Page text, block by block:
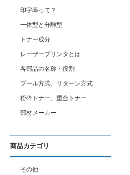
印字率って？
一体型と分離型
トナー成分
レーザープリンタとは
各部品の名称・役割
プール方式、リターン方式
粉砕トナー、重合トナー
部材メーカー
商品カテゴリ
その他